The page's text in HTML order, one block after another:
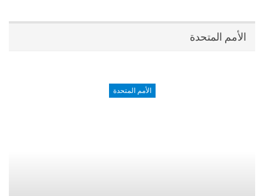
الأمم المتحدة
الأمم المتحدة